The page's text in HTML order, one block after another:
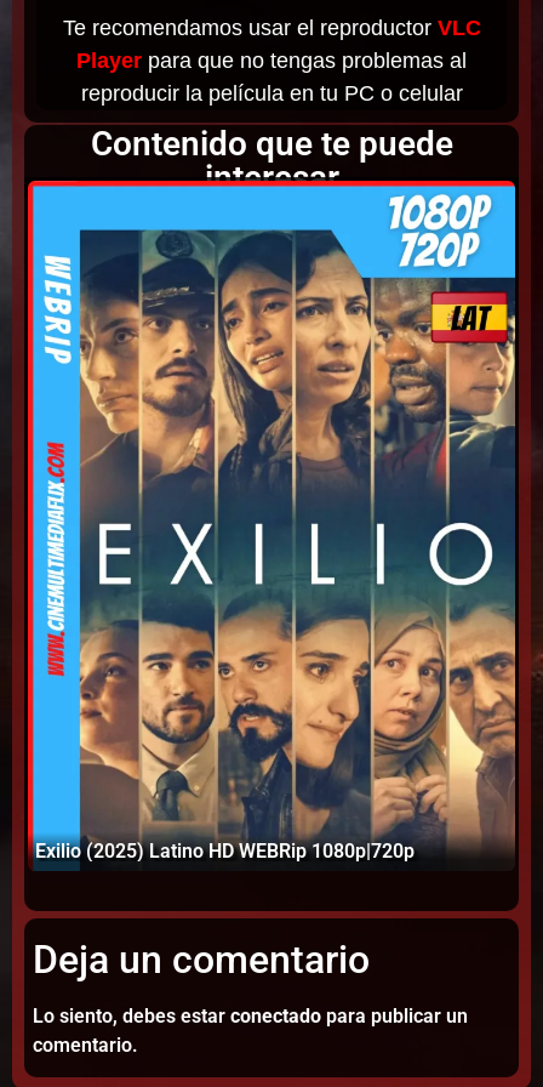
Te recomendamos usar el reproductor VLC
Player para que no tengas problemas al
reproducir la película en tu PC o celular
Contenido que te puede
interesar
Exilio (2025) Latino HD WEBRip 1080p|720p
Deja un comentario
Lo siento, debes estar conectado para publicar un
comentario.